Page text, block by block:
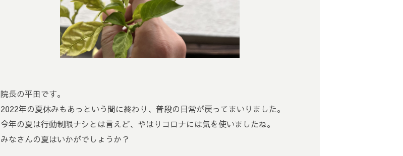
院長の平田です。
2022年の夏休みもあっという間に終わり、普段の日常が戻ってまいりました。
今年の夏は行動制限ナシとは言えど、やはりコロナには気を使いましたね。
みなさんの夏はいかがでしょうか？